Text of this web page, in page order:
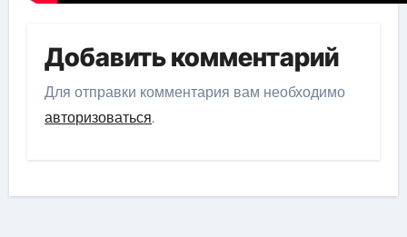
Добавить комментарий
Для отправки комментария вам необходимо
авторизоваться.